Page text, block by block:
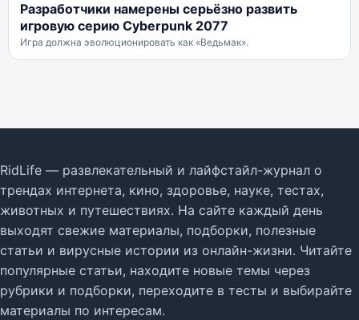
Разработчики намерены серьёзно развить
игровую серию Cyberpunk 2077
Игра должна эволюционировать как «Ведьмак».
RidLife — развлекательный и лайфстайл-журнал о
трендах интернета, кино, здоровье, науке, тестах,
животных и путешествиях. На сайте каждый день
выходят свежие материалы, подборки, полезные
статьи и вирусные истории из онлайн-жизни. Читайте
популярные статьи, находите новые темы через
рубрики и подборки, переходите в тесты и выбирайте
материалы по интересам.